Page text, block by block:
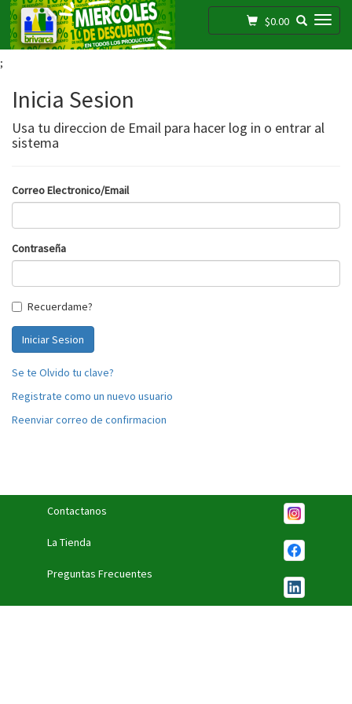
;
Toggle navigation
$0.00
Inicia Sesion
Usa tu direccion de Email para hacer log in o entrar al
sistema
Correo Electronico/Email
Contraseña
Recuerdame?
Iniciar Sesion
Se te Olvido tu clave?
Registrate como un nuevo usuario
Reenviar correo de confirmacion
Contactanos
La Tienda
Preguntas Frecuentes